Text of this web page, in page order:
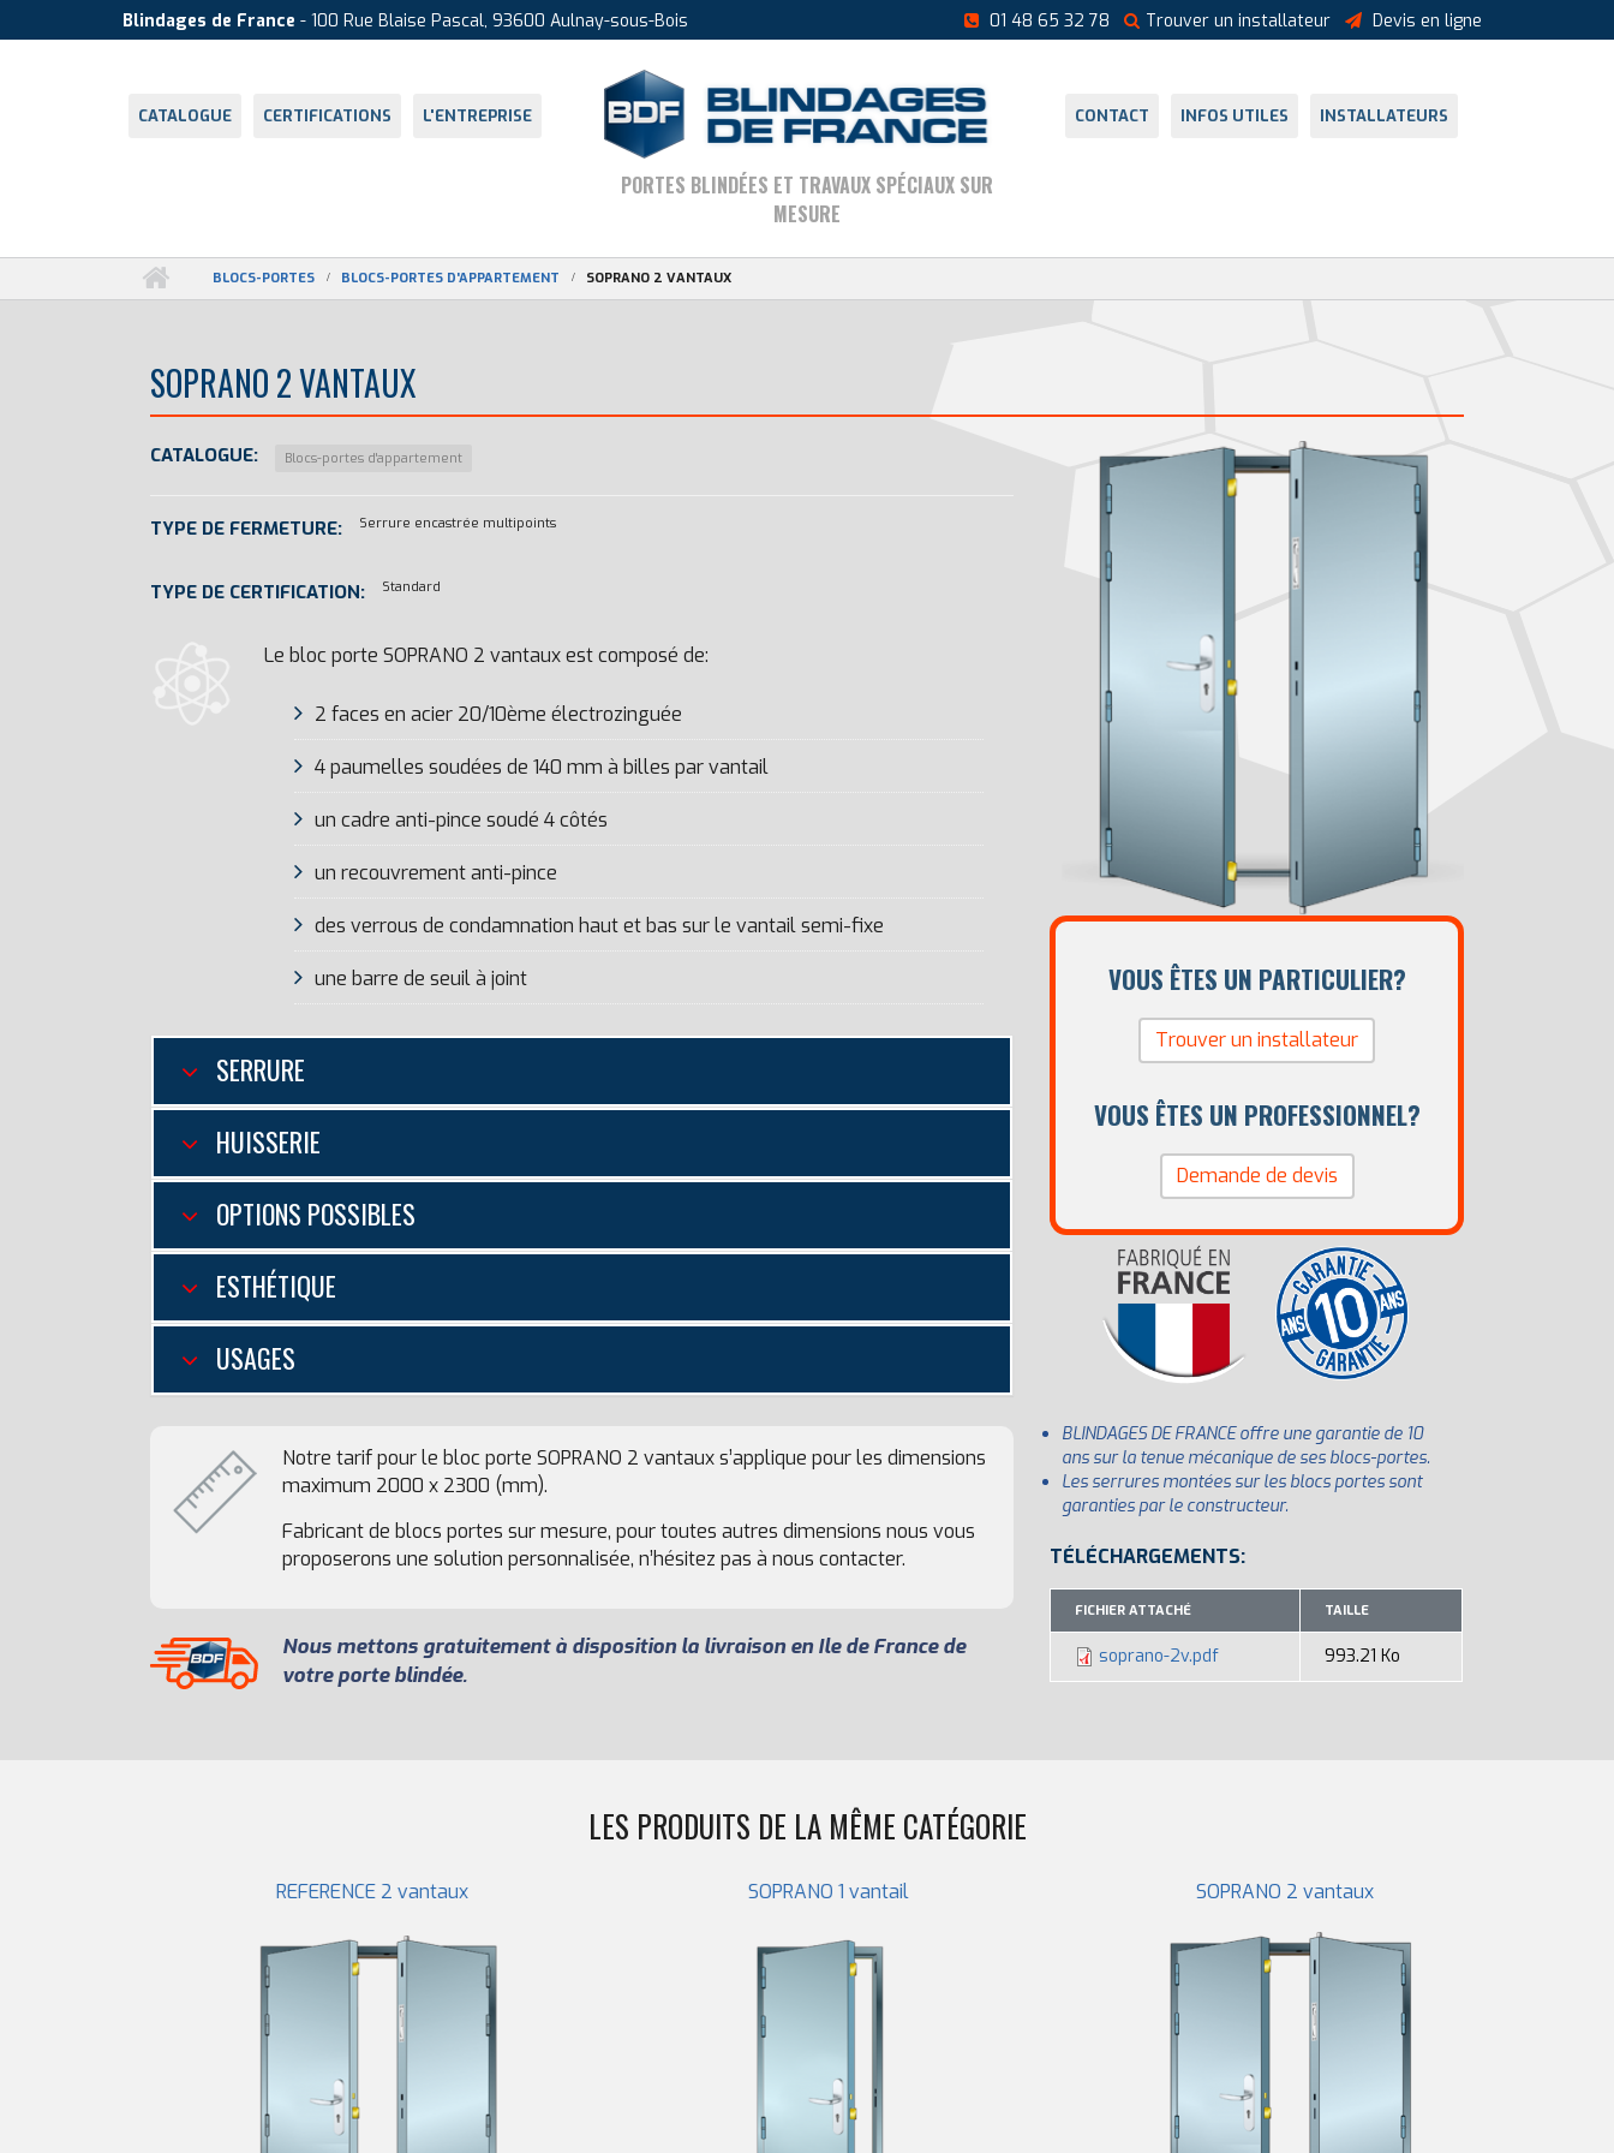
Aller au contenu principal
Blindages de France - 100 Rue Blaise Pascal, 93600 Aulnay-sous-Bois 01 48 65 32 78 Trouver un installateur Devis en ligne
CATALOGUE CERTIFICATIONS L'ENTREPRISE
PORTES BLINDÉES ET TRAVAUX SPÉCIAUX SUR
MESURE
CONTACT INFOS UTILES INSTALLATEURS
BLOCS-PORTES BLOCS-PORTES D'APPARTEMENT SOPRANO 2 VANTAUX
SOPRANO 2 VANTAUX
CATALOGUE: Blocs-portes d'appartement
TYPE DE FERMETURE: Serrure encastrée multipoints
TYPE DE CERTIFICATION: Standard
Le bloc porte SOPRANO 2 vantaux est composé de:
2 faces en acier 20/10ème électrozinguée
4 paumelles soudées de 140 mm à billes par vantail
un cadre anti-pince soudé 4 côtés
un recouvrement anti-pince
des verrous de condamnation haut et bas sur le vantail semi-fixe
une barre de seuil à joint
SERRURE
HUISSERIE
OPTIONS POSSIBLES
ESTHÉTIQUE
USAGES
Notre tarif pour le bloc porte SOPRANO 2 vantaux s’applique pour les dimensions
maximum 2000 x 2300 (mm).
Fabricant de blocs portes sur mesure, pour toutes autres dimensions nous vous
proposerons une solution personnalisée, n’hésitez pas à nous contacter.
Nous mettons gratuitement à disposition la livraison en Ile de France de
votre porte blindée.
VOUS ÊTES UN PARTICULIER?
Trouver un installateur
VOUS ÊTES UN PROFESSIONNEL?
Demande de devis
BLINDAGES DE FRANCE offre une garantie de 10
ans sur la tenue mécanique de ses blocs-portes.
Les serrures montées sur les blocs portes sont
garanties par le constructeur.
TÉLÉCHARGEMENTS:
FICHIER ATTACHÉ TAILLE
soprano-2v.pdf 993.21 Ko
LES PRODUITS DE LA MÊME CATÉGORIE
REFERENCE 2 vantaux SOPRANO 1 vantail SOPRANO 2 vantaux
Cookies management panel